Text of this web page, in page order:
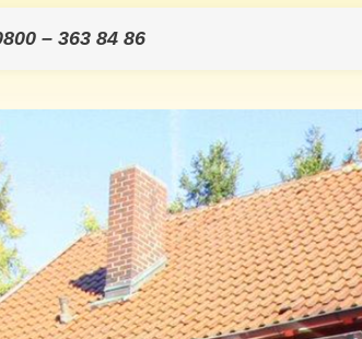
– 363 84 86